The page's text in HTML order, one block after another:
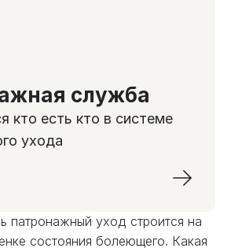
служба
кто есть кто в системе
ухода
патронажный уход строится на
состояния болеющего. Какая